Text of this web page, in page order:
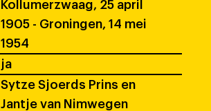
Kollumerzwaag, 25 april
1905 - Groningen, 14 mei
1954
ja
Sytze Sjoerds Prins en
Jantje van Nimwegen